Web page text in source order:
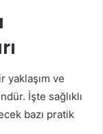
yaklaşım ve
İşte sağlıklı
bazı pratik